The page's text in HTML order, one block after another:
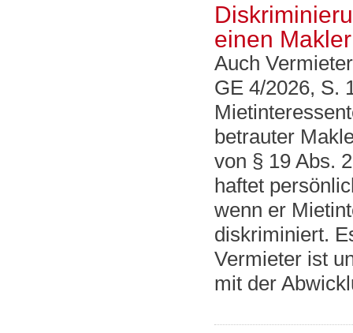
einen
Auch
GE 4/2026, S.
betrauter
von § 19 Abs.
haftet
wenn er
diskriminiert.
Vermieter ist
mit der